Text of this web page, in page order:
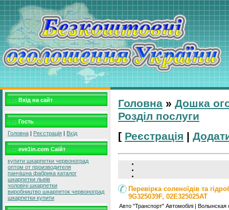
Вхід на сайт
Гость
Головна | Реєстрація | Вхід
eve1in.com Саїйт
купити шкарпетки червоноград
оптом от производителя
панчішна фабрика каталог
шкарпетки львів
чоловічі шкарпетки
виробництво шкарпеток червоноград
шкарпетки купити
Головна » Дошка
Розділ послуги
[ Реєстрація |
Перевірка соленоїдів та
9G325039F, 02E325025AT
Авто "Транспорт" Автомобілі | Волынская